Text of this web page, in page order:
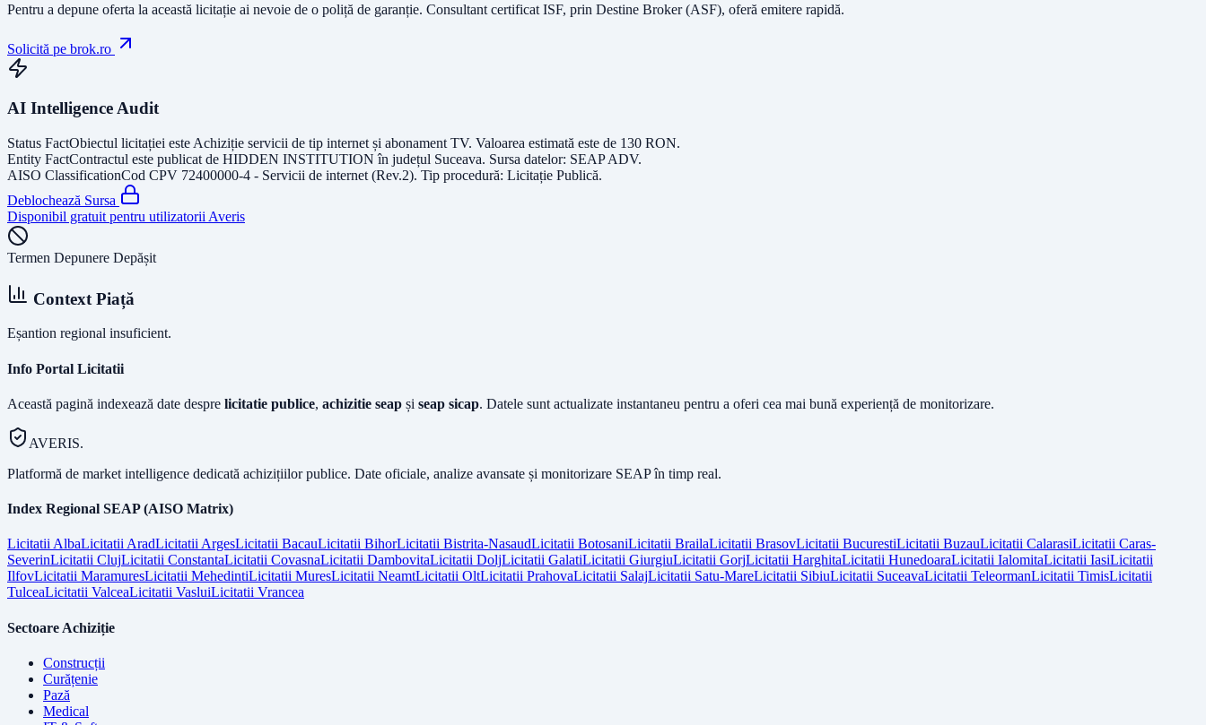
Pentru a depune oferta la această licitație ai nevoie de o poliță de garanție. Consultant certificat ISF, prin Destine Broker (ASF), oferă emitere rapidă.
Solicită pe brok.ro
AI Intelligence Audit
Status FactObiectul licitației este Achiziție servicii de tip internet și abonament TV. Valoarea estimată este de 130 RON.
Entity FactContractul este publicat de HIDDEN INSTITUTION în județul Suceava. Sursa datelor: SEAP ADV.
AISO ClassificationCod CPV 72400000-4 - Servicii de internet (Rev.2). Tip procedură: Licitație Publică.
Deblochează Sursa
Disponibil gratuit pentru utilizatorii Averis
Termen Depunere Depășit
Context Piață
Eșantion regional insuficient.
Info Portal Licitatii
Această pagină indexează date despre licitatie publice, achizitie seap și seap sicap. Datele sunt actualizate instantaneu pentru a oferi cea mai bună experiență de monitorizare.
AVERIS.
Platformă de market intelligence dedicată achizițiilor publice. Date oficiale, analize avansate și monitorizare SEAP în timp real.
Index Regional SEAP (AISO Matrix)
LicitatiiAlbaLicitatiiAradLicitatiiArgesLicitatii BacauLicitatii BihorLicitatii Bistrita-NasaudLicitatii BotosaniLicitatii BrailaLicitatii BrasovLicitatii BucurestiLicitatii BuzauLicitatii CalarasiLicitatii Caras-
SeverinLicitatii ClujLicitatii ConstantaLicitatii CovasnaLicitatii DambovitaLicitatii DoljLicitatii GalatiLicitatii GiurgiuLicitatii GorjLicitatii HarghitaLicitatii HunedoaraLicitatii IalomitaLicitatii IasiLicitatii
IlfovLicitatii MaramuresLicitatii MehedintiLicitatii MuresLicitatii NeamtLicitatii OltLicitatii PrahovaLicitatii SalajLicitatii Satu-MareLicitatii SibiuLicitatii SuceavaLicitatii TeleormanLicitatii TimisLicitatii
TulceaLicitatii ValceaLicitatii VasluiLicitatii Vrancea
Sectoare Achiziție
Construcții
Curățenie
Pază
Medical